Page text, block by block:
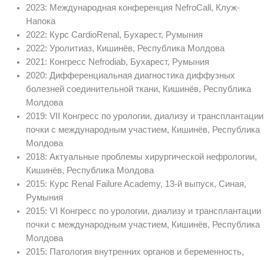
2023: Международная конференция NefroCall, Клуж-
Напока
2022: Курс CardioRenal, Бухарест, Румыния
2022: Уролитиаз, Кишинёв, Республика Молдова
2021: Конгресс Nefrodiab, Бухарест, Румыния
2020: Дифференциальная диагностика диффузных
болезней соединительной ткани, Кишинёв, Республика
Молдова
2019: VII Конгресс по урологии, диализу и трансплантации
почки с международным участием, Кишинёв, Республика
Молдова
2018: Актуальные проблемы хирургической нефрологии,
Кишинёв, Республика Молдова
2015: Курс Renal Failure Academy, 13-й выпуск, Синая,
Румыния
2015: VI Конгресс по урологии, диализу и трансплантации
почки с международным участием, Кишинёв, Республика
Молдова
2015: Патология внутренних органов и беременность,